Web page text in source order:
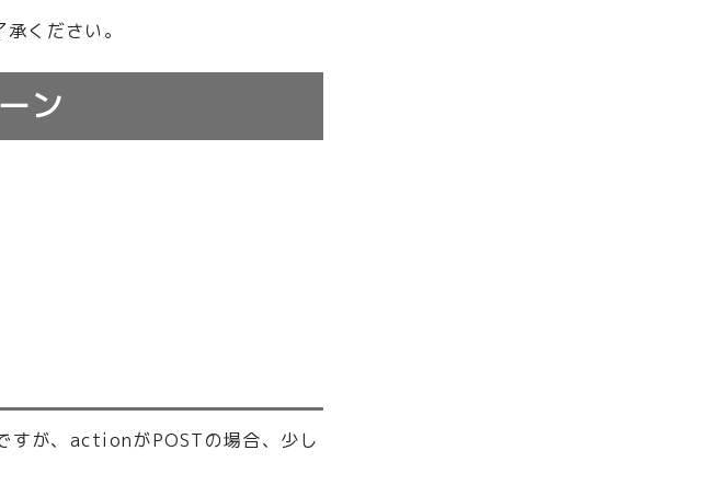
ください。
ン
すが、actionがPOSTの場合、少し